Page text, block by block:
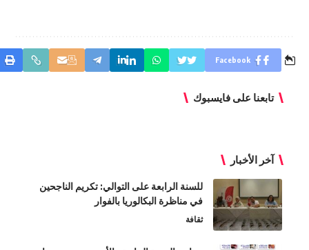
Facebook
تابعنا على فايسبوك
آخر الأخبار
للسنة الرابعة على التوالي: تكريم الناجحين
في مناظرة البكالوريا بالفوار
ثقافة